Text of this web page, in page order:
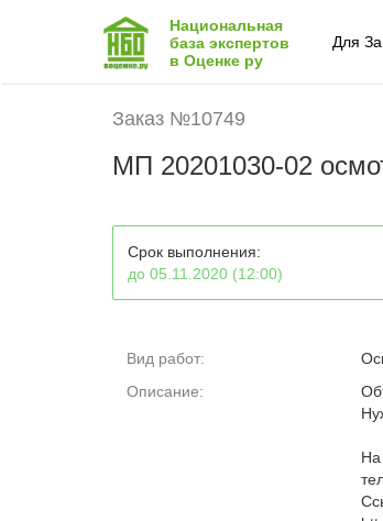
Национальная
база экспертов
в Оценке ру
Для
Заказ №10749
МП 20201030-02
Срок выполнения:
до 05.11.2020 (12:00)
Вид работ:
Описание:
На